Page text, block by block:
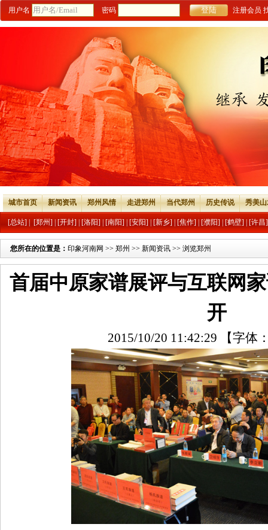
用户名 密码 注册会员
城市首页 新闻资讯 郑州风情 走进郑州 当代郑州 历史传说 秀美
[总站] [郑州] [开封] [洛阳] [南阳] [安阳] [新乡] [焦作] [濮阳] [鹤壁] [许昌]
您所在的位置是： 印象河南网 >> 郑州 >> 新闻资讯 >> 浏览郑州
首届中原家谱展评与互联网
开
2015/10/20 11:42:29 【字体